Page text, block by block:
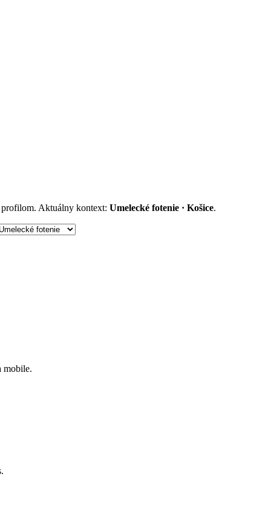
Aktuálny kontext: Umelecké fotenie · Košice.
mobile.